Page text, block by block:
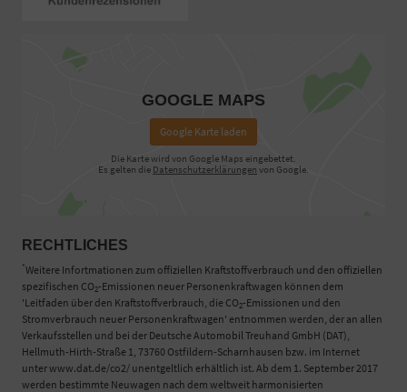
GOOGLE MAPS
Google Karte laden
Die Karte wird von Google Maps eingebettet.
Es gelten die Datenschutzerklärungen von Google.
RECHTLICHES
*Weitere Infortmationen zum offiziellen Kraftstoffverbrauch und den offiziellen
spezifischen CO2-Emissionen neuer Personenkraftwagen können dem
'Leitfaden über den Kraftstoffverbrauch, die CO2-Emissionen und den
Stromverbrauch neuer Personenkraftwagen' entnommen werden, der an allen
Verkaufsstellen und bei der Deutsche Automobil Treuhand GmbH (DAT),
Hellmuth-Hirth-Straße 1, 73760 Ostfildern-Scharnhausen bzw. im Internet
unter www.dat.de/co2/ unentgeltlich erhältlich ist. Ab dem 1. September 2017
werden bestimmte Neuwagen nach dem weltweit harmonisierten